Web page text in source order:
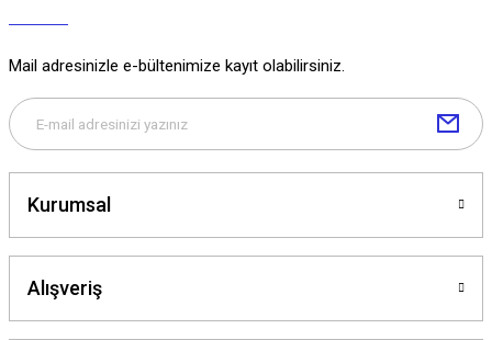
Mail adresinizle e-bültenimize kayıt olabilirsiniz.
Kurumsal
Alışveriş